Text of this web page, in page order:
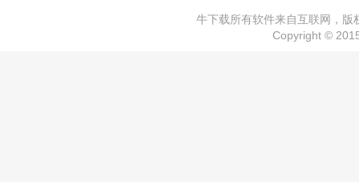
牛下载所有软件来自互联网，
Copyright ©